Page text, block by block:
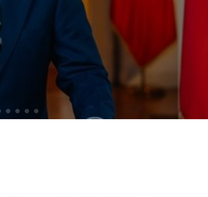
impuestos por la oposición, desde donde
por desigualdad territorial.